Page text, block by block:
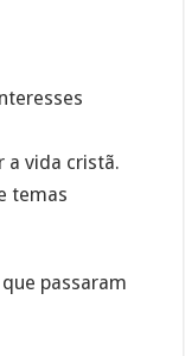
a vida cristã.
temas
passaram